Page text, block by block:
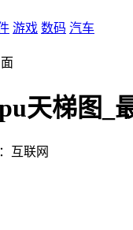
游戏 数码 汽车
天梯图
互联网